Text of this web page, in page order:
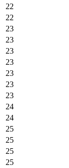
22
22
23
23
23
23
23
23
23
24
24
25
25
25
25